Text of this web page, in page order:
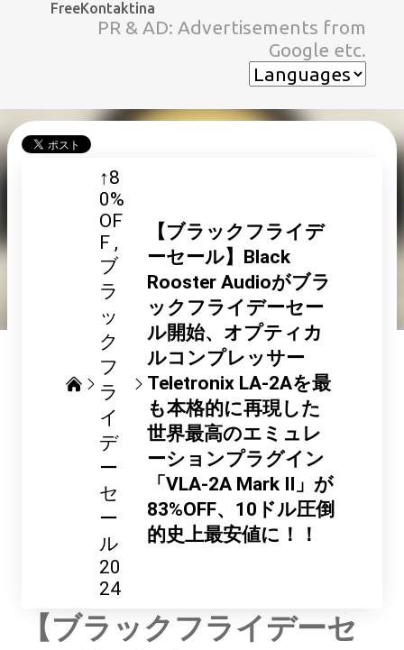
スキップしてメイン コンテンツに移動
FreeKontaktina
PR & AD: Advertisements from
Google etc.
↑8
0%
OF
F
ブ
ラ
ッ
ク
フ
ラ
イ
デ
ー
セ
ー
ル
20
24
【ブラックフライデ
ーセール】Black
Rooster Audioがブラ
ックフライデーセー
ル開始、オプティカ
ルコンプレッサー
Teletronix LA-2Aを最
も本格的に再現した
世界最高のエミュレ
ーションプラグイン
「VLA-2A Mark II」が
83%OFF、10ドル圧倒
的史上最安値に！！
【ブラックフライデーセ